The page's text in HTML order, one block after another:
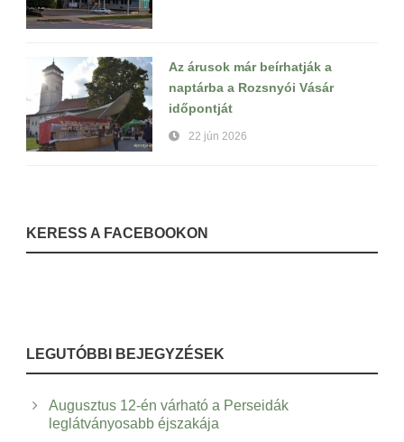
Az árusok már beírhatják a
naptárba a Rozsnyói Vásár
időpontját
22 jún 2026
KERESS A FACEBOOKON
LEGUTÓBBI BEJEGYZÉSEK
Augusztus 12-én várható a Perseidák
leglátványosabb éjszakája